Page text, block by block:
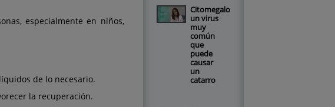
especialmente en niños,
de lo necesario.
la recuperación.
Citomegalovirus,
un virus
muy
común
que
puede
causar
un
catarro